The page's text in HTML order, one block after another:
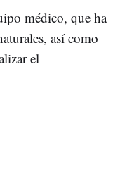
médico, que ha
así como
el